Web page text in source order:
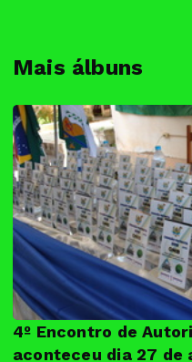
Mais álbuns
4º Encontro de
aconteceu dia 27 de